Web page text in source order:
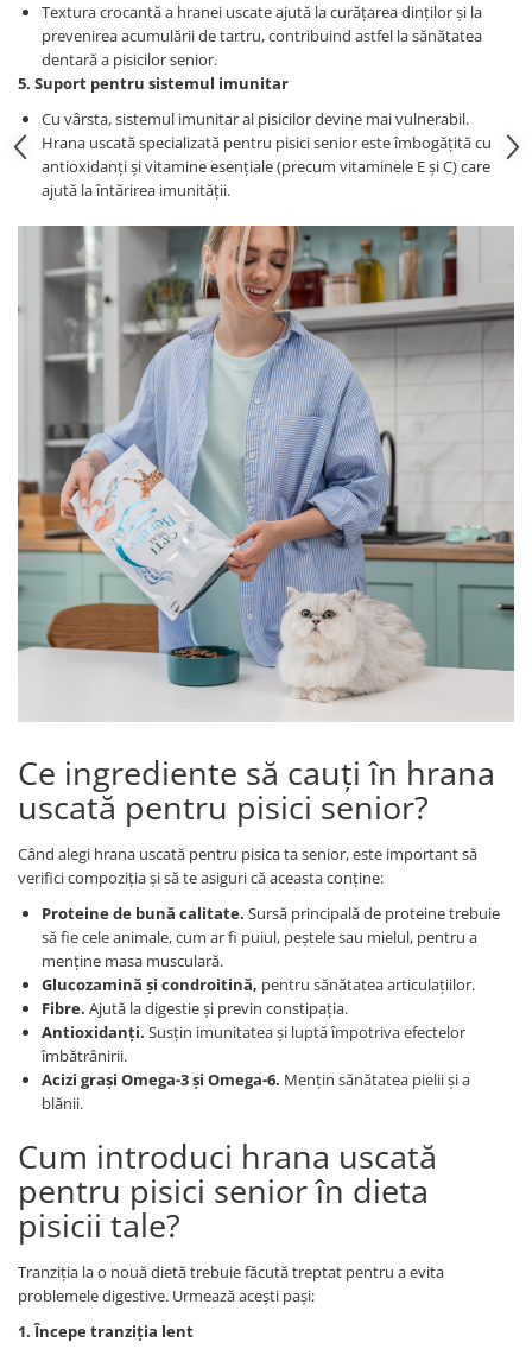
Textura crocantă a hranei uscate ajută la curățarea dinților și la
prevenirea acumulării de tartru, contribuind astfel la sănătatea
dentară a pisicilor senior.
5. Suport pentru sistemul imunitar
Cu vârsta, sistemul imunitar al pisicilor devine mai vulnerabil.
Hrana uscată specializată pentru pisici senior este îmbogățită cu
antioxidanți și vitamine esențiale (precum vitaminele E și C) care
ajută la întărirea imunității.
Ce ingrediente să cauți în hrana
uscată pentru pisici senior?
Când alegi hrana uscată pentru pisica ta senior, este important să
verifici compoziția și să te asiguri că aceasta conține:
Proteine de bună calitate. Sursă principală de proteine trebuie
să fie cele animale, cum ar fi puiul, peștele sau mielul, pentru a
menține masa musculară.
Glucozamină și condroitină, pentru sănătatea articulațiilor.
Fibre. Ajută la digestie și previn constipația.
Antioxidanți. Susțin imunitatea și luptă împotriva efectelor
îmbătrânirii.
Acizi grași Omega-3 și Omega-6. Mențin sănătatea pielii și a
blănii.
Cum introduci hrana uscată
pentru pisici senior în dieta
pisicii tale?
Tranziția la o nouă dietă trebuie făcută treptat pentru a evita
problemele digestive. Urmează acești pași:
1. Începe tranziția lent